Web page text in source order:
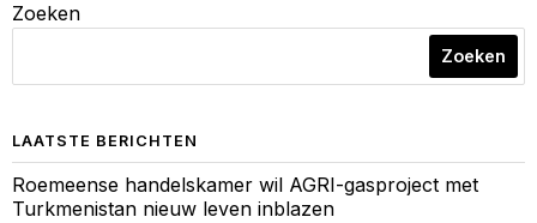
Zoeken
Zoeken
LAATSTE BERICHTEN
Roemeense handelskamer wil AGRI-gasproject met
Turkmenistan nieuw leven inblazen